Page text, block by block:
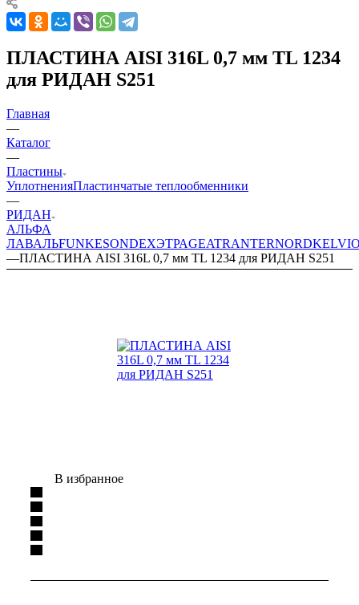
ПЛАСТИНА AISI 316L 0,7 мм TL 1234
для РИДАН S251
Главная
—
Каталог
—
Пластины
УплотненияПластинчатые теплообменники
—
РИДАН
АЛЬФА
ЛАВАЛЬFUNKESONDEXЭТРАGEATRANTERNORD
—ПЛАСТИНА AISI 316L 0,7 мм TL 1234 для РИДАН S251
В избранное